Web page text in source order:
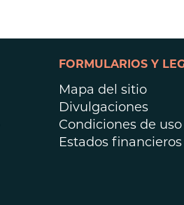
FORMULARIOS Y
Mapa del sitio
Divulgaciones
Condiciones de uso
Estados